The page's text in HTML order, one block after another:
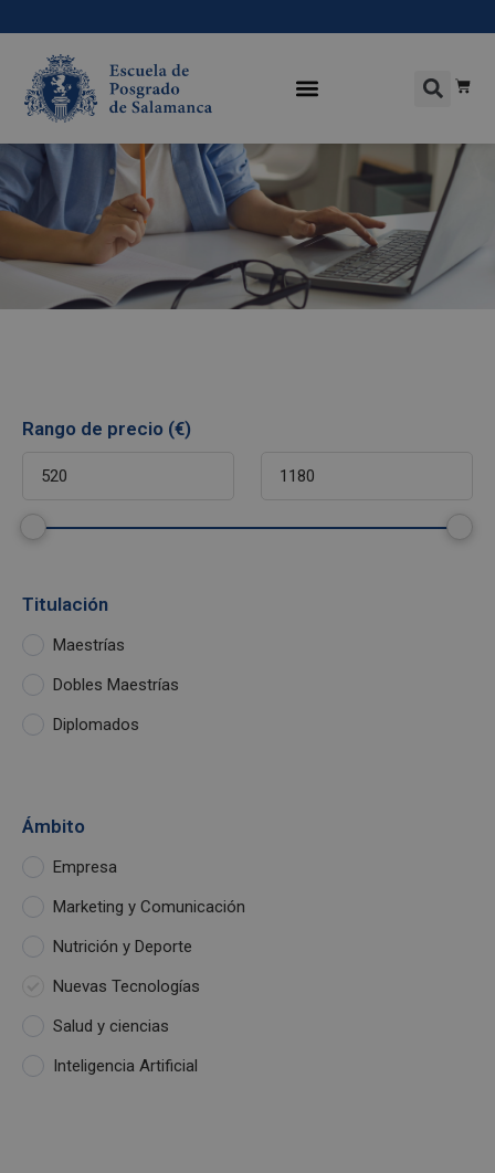
Rango de precio (€)
Titulación
Maestrías
Dobles Maestrías
Diplomados
Ámbito
Empresa
Marketing y Comunicación
Nutrición y Deporte
Nuevas Tecnologías
Salud y ciencias
Inteligencia Artificial